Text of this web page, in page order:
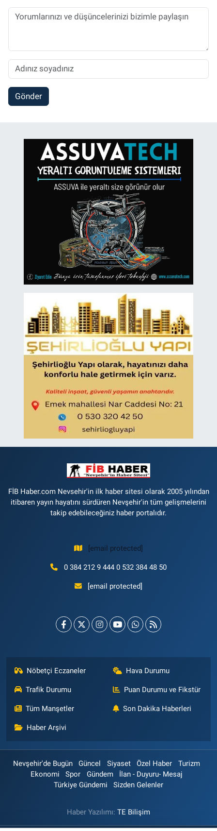
Gönder
FİB Haber.com Nevsehir'in ilk haber sitesi olarak 2005 yılından
itibaren yayın hayatını sürdüren Nevşehir'in tüm gelişmelerini
takip edebileceğiniz haber portalıdır.
[email protected]
0 384 212 9 444 0 532 384 48 50
[email protected]
Nöbetçi Eczaneler Hava Durumu
Trafik Durumu Puan Durumu ve Fikstür
Tüm Manşetler Son Dakika Haberleri
Haber Arşivi
Nevşehir'de Bugün Güncel Siyaset Özel Haber
Turizm
Ekonomi
Spor Gündem
İlan - Duyuru- Mesaj
Türkiye Gündemi
Sizden Gelenler
Haber Yazılımı: TE Bilişim